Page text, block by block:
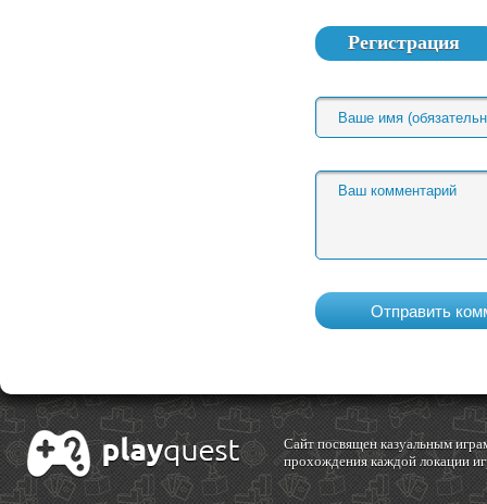
Регистрация
Cайт посвящен казуальным
прохождения каждой локации